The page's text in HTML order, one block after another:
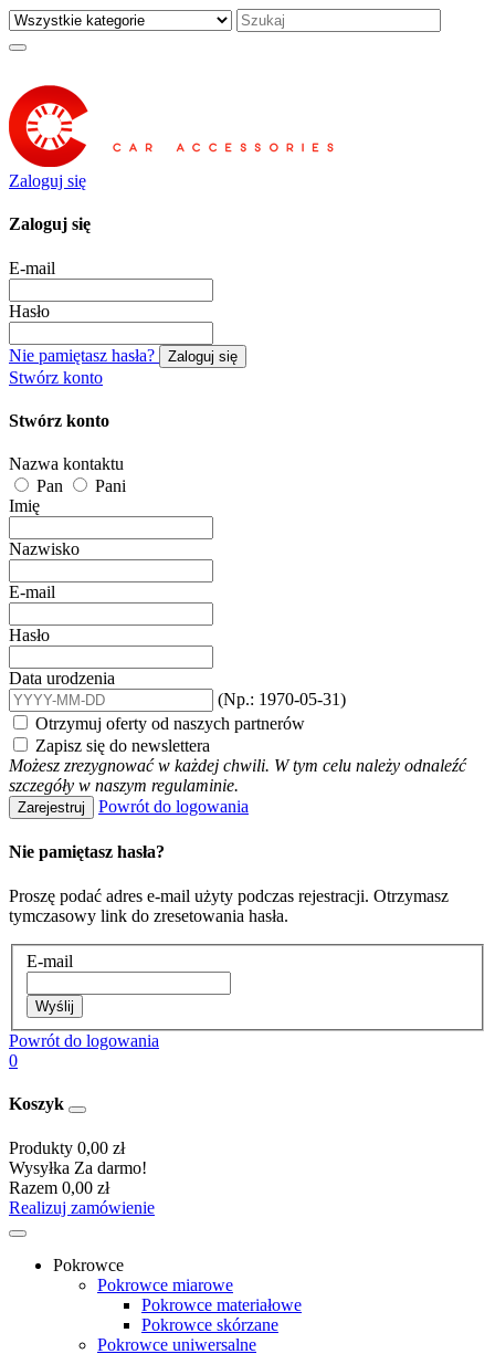
Zaloguj się
Zaloguj się
E-mail
Hasło
Nie pamiętasz hasła? Zaloguj się
Stwórz konto
Stwórz konto
Nazwa kontaktu
Pan
Pani
Imię
Nazwisko
E-mail
Hasło
Data urodzenia
(Np.: 1970-05-31)
Otrzymuj oferty od naszych partnerów
Zapisz się do newslettera
Możesz zrezygnować w każdej chwili. W tym celu należy odnaleźć
szczegóły w naszym regulaminie.
Zarejestruj Powrót do logowania
Nie pamiętasz hasła?
Proszę podać adres e-mail użyty podczas rejestracji. Otrzymasz
tymczasowy link do zresetowania hasła.
E-mail
Wyślij
Powrót do logowania
0
Koszyk
Produkty 0,00 zł
Wysyłka Za darmo!
Razem 0,00 zł
Realizuj zamówienie
Pokrowce
Pokrowce miarowe
Pokrowce materiałowe
Pokrowce skórzane
Pokrowce uniwersalne